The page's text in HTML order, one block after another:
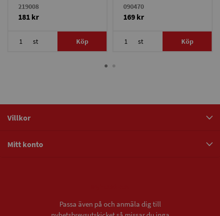
219008
181 kr
st Köp
090470
169 kr
st Köp
Villkor
Mitt konto
Passa även på och anmäla dig till